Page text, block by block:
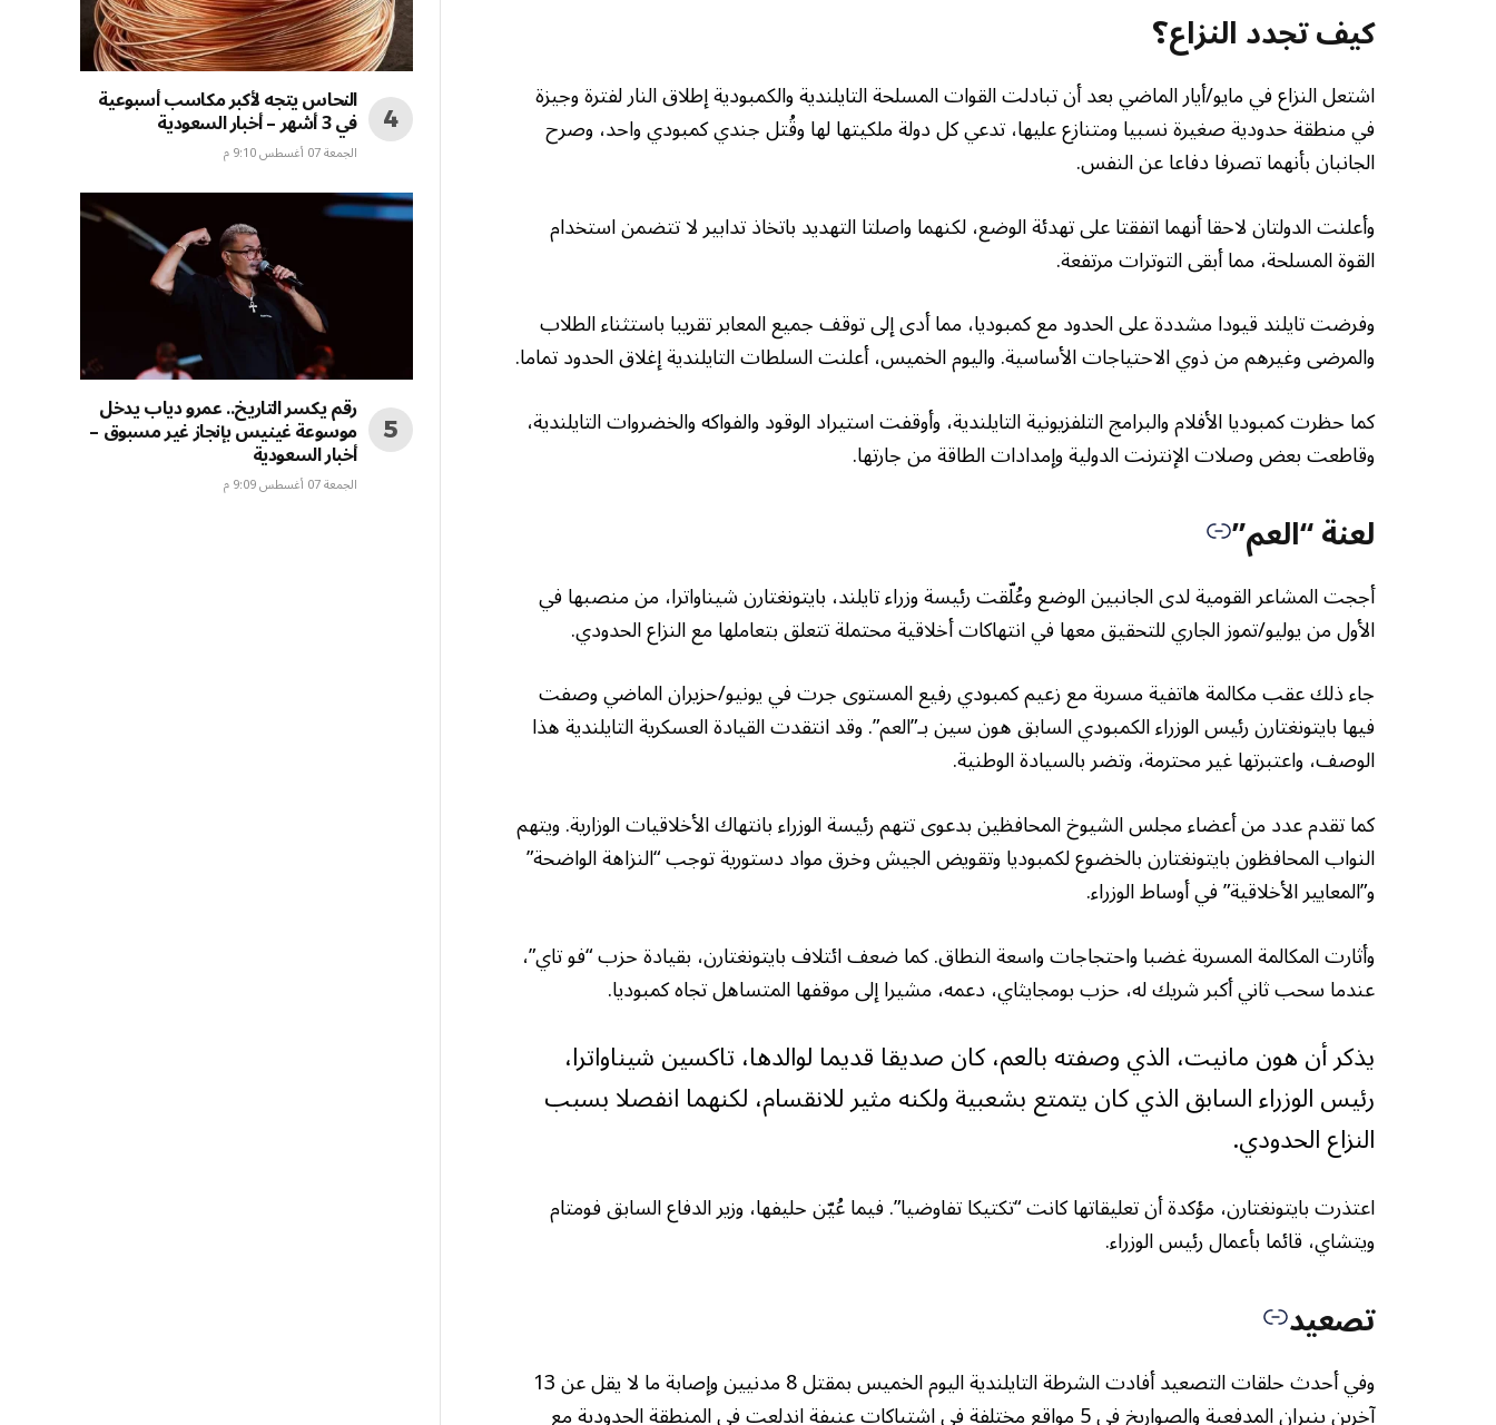
كيف تجدد النزاع؟
اشتعل النزاع في مايو/أيار الماضي بعد أن تبادلت القوات المسلحة التايلندية والكمبودية إطلاق النار لفترة وجيزة
في منطقة حدودية صغيرة نسبيا ومتنازع عليها، تدعي كل دولة ملكيتها لها وقُتل جندي كمبودي واحد، وصرح
الجانبان بأنهما تصرفا دفاعا عن النفس.
وأعلنت الدولتان لاحقا أنهما اتفقتا على تهدئة الوضع، لكنهما واصلتا التهديد باتخاذ تدابير لا تتضمن استخدام
القوة المسلحة، مما أبقى التوترات مرتفعة.
وفرضت تايلند قيودا مشددة على الحدود مع كمبوديا، مما أدى إلى توقف جميع المعابر تقريبا باستثناء الطلاب
والمرضى وغيرهم من ذوي الاحتياجات الأساسية. واليوم الخميس، أعلنت السلطات التايلندية إغلاق الحدود تماما.
كما حظرت كمبوديا الأفلام والبرامج التلفزيونية التايلندية، وأوقفت استيراد الوقود والفواكه والخضروات التايلندية،
وقاطعت بعض وصلات الإنترنت الدولية وإمدادات الطاقة من جارتها.
لعنة “العم”
أججت المشاعر القومية لدى الجانبين الوضع وعُلّقت رئيسة وزراء تايلند، بايتونغتارن شيناواترا، من منصبها في
الأول من يوليو/تموز الجاري للتحقيق معها في انتهاكات أخلاقية محتملة تتعلق بتعاملها مع النزاع الحدودي.
جاء ذلك عقب مكالمة هاتفية مسربة مع زعيم كمبودي رفيع المستوى جرت في يونيو/حزيران الماضي وصفت
فيها بايتونغتارن رئيس الوزراء الكمبودي السابق هون سين بـ”العم”. وقد انتقدت القيادة العسكرية التايلندية هذا
الوصف، واعتبرتها غير محترمة، وتضر بالسيادة الوطنية.
كما تقدم عدد من أعضاء مجلس الشيوخ المحافظين بدعوى تتهم رئيسة الوزراء بانتهاك الأخلاقيات الوزارية. ويتهم
النواب المحافظون بايتونغتارن بالخضوع لكمبوديا وتقويض الجيش وخرق مواد دستورية توجب “النزاهة الواضحة”
و”المعايير الأخلاقية” في أوساط الوزراء.
وأثارت المكالمة المسربة غضبا واحتجاجات واسعة النطاق. كما ضعف ائتلاف بايتونغتارن، بقيادة حزب “فو تاي”،
عندما سحب ثاني أكبر شريك له، حزب بومجايثاي، دعمه، مشيرا إلى موقفها المتساهل تجاه كمبوديا.
يذكر أن هون مانيت، الذي وصفته بالعم، كان صديقا قديما لوالدها، تاكسين شيناواترا،
رئيس الوزراء السابق الذي كان يتمتع بشعبية ولكنه مثير للانقسام، لكنهما انفصلا بسبب
النزاع الحدودي.
اعتذرت بايتونغتارن، مؤكدة أن تعليقاتها كانت “تكتيكا تفاوضيا”. فيما عُيّن حليفها، وزير الدفاع السابق فومتام
ويتشاي، قائما بأعمال رئيس الوزراء.
تصعيد
وفي أحدث حلقات التصعيد أفادت الشرطة التايلندية اليوم الخميس بمقتل 8 مدنيين وإصابة ما لا يقل عن 13
آخرين بنيران المدفعية والصواريخ في 5 مواقع مختلفة في اشتباكات عنيفة اندلعت في المنطقة الحدودية مع
النحاس يتجه لأكبر مكاسب أسبوعية
في 3 أشهر – أخبار السعودية
الجمعة 07 أغسطس 9:10 م
رقم يكسر التاريخ.. عمرو دياب يدخل
موسوعة غينيس بإنجاز غير مسبوق –
أخبار السعودية
الجمعة 07 أغسطس 9:09 م